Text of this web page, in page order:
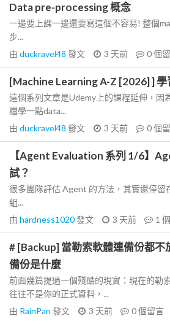
Data pre-processing 概念
一邊要上課一邊還要寫這個不容易! 整個
步...
由 duckravel48 發文 3 天前 0個
[Machine Learning A-Z [2026] ] 學
這個系列文章是Udemy上的課程延伸，因
檔學一點data...
由 duckravel48 發文 3 天前 0個
【Agent Evaluation 系列 1/6】
試？
很多團隊評估 Agent 的方法，其實還停
組...
由 hardness1020發文 3 天前 1
# [Backup] 當勒索軟體連備份都不
備份是什麼
前面幾篇提過一個殘酷的現實：現在的勒
往往不是你的正式資料，...
由 RainPan 發文 3 天前 0個留言